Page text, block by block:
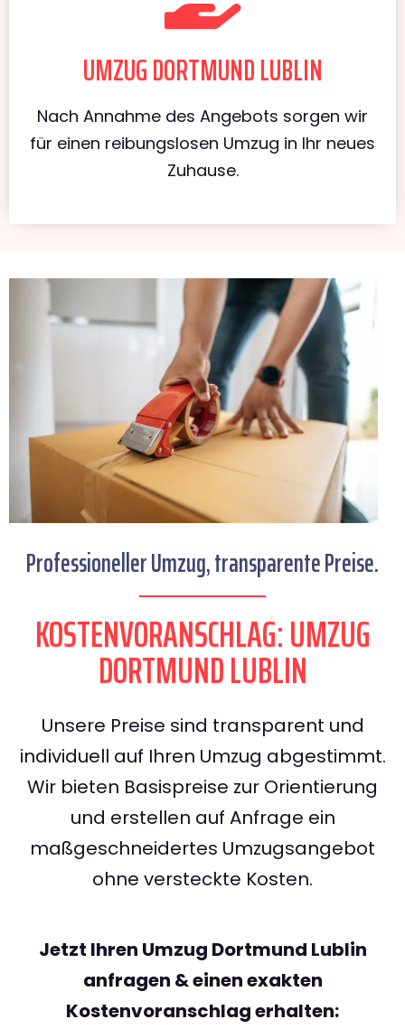
UMZUG DORTMUND LUBLIN
Nach Annahme des Angebots sorgen wir
für einen reibungslosen Umzug in Ihr neues
Zuhause.
Professioneller Umzug, transparente Preise.
KOSTENVORANSCHLAG: UMZUG
DORTMUND LUBLIN
Unsere Preise sind transparent und
individuell auf Ihren Umzug abgestimmt.
Wir bieten Basispreise zur Orientierung
und erstellen auf Anfrage ein
maßgeschneidertes Umzugsangebot
ohne versteckte Kosten.
Jetzt Ihren Umzug Dortmund Lublin
anfragen & einen exakten
Kostenvoranschlag erhalten: